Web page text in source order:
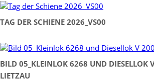
TAG DER SCHIENE 2026_VS00
BILD 05_KLEINLOK 6268 UND DIESELLOK
LIETZAU